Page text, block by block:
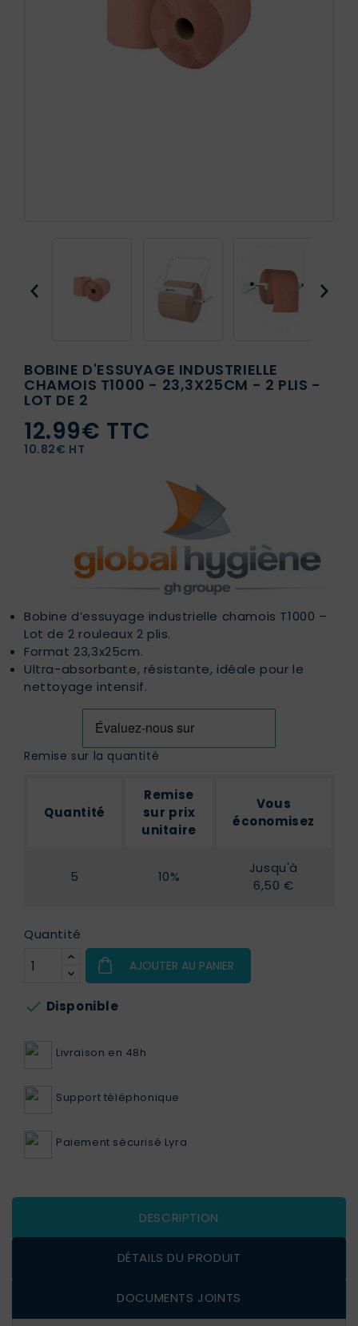
BOBINE D'ESSUYAGE INDUSTRIELLE
CHAMOIS T1000 - 23,3X25CM - 2 PLIS -
LOT DE 2
12.99€ TTC
10.82€ HT
Bobine d’essuyage industrielle chamois T1000 –
Lot de 2 rouleaux 2 plis.
Format 23,3x25cm.
Ultra-absorbante, résistante, idéale pour le
nettoyage intensif.
Remise sur la quantité
Quantité
Remise
sur prix
unitaire
Vous
économisez
5 10%
Jusqu'à
6,50 €
Quantité
AJOUTER AU PANIER
 Disponible
Livraison en 48h
Support téléphonique
Paiement sécurisé Lyra
DESCRIPTION
DÉTAILS DU PRODUIT
DOCUMENTS JOINTS